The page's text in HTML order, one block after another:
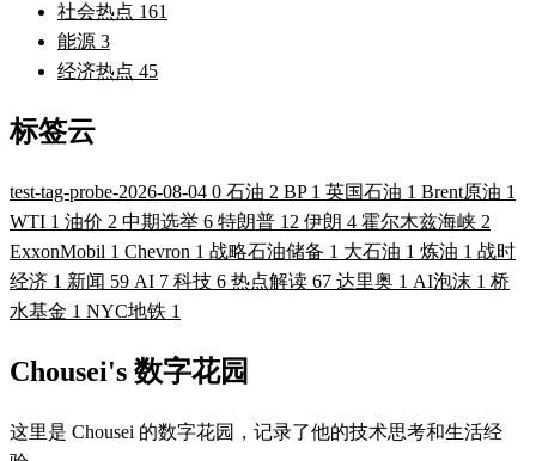
社会热点 161
能源 3
经济热点 45
标签云
test-tag-probe-2026-08-04 0 石油 2 BP 1 英国石油 1 Brent原油 1
WTI 1 油价 2 中期选举 6 特朗普 12 伊朗 4 霍尔木兹海峡 2
ExxonMobil 1 Chevron 1 战略石油储备 1 大石油 1 炼油 1 战时
经济 1 新闻 59 AI 7 科技 6 热点解读 67 达里奥 1 AI泡沫 1 桥
水基金 1 NYC地铁 1
Chousei's 数字花园
这里是 Chousei 的数字花园，记录了他的技术思考和生活经